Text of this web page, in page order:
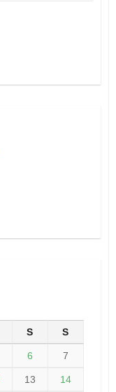
S S
6 7
13 14